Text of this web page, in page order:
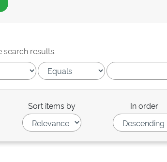
search results.
Sort items by In order